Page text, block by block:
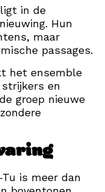
in de
Hun
maar
passages.
het ensemble
en
groep nieuwe
is meer dan